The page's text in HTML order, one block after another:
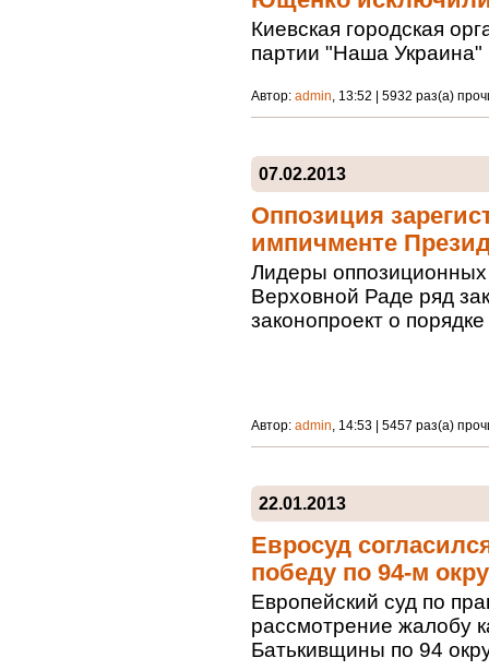
Киевская городская
партии "Наша
Автор: admin, 13:52 | 5932 раз(а)
07.02.2013
Оппозиция
импичменте
Лидеры
Верховной Раде ряд
законопроект о
Автор: admin, 14:53 | 5457 раз(а)
22.01.2013
Евросуд
победу по 94-м
Европейский суд по
рассмотрение жалобу
Батькивщины по 94